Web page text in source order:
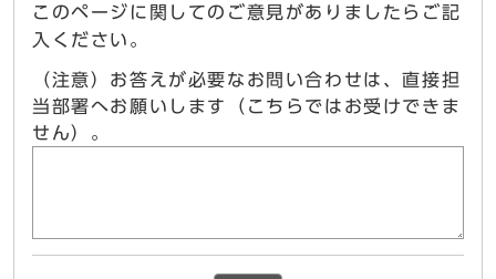
このページに関してのご意見がありましたらご記
入ください。
（注意）お答えが必要なお問い合わせは、直接担
当部署へお願いします（こちらではお受けできま
せん）。